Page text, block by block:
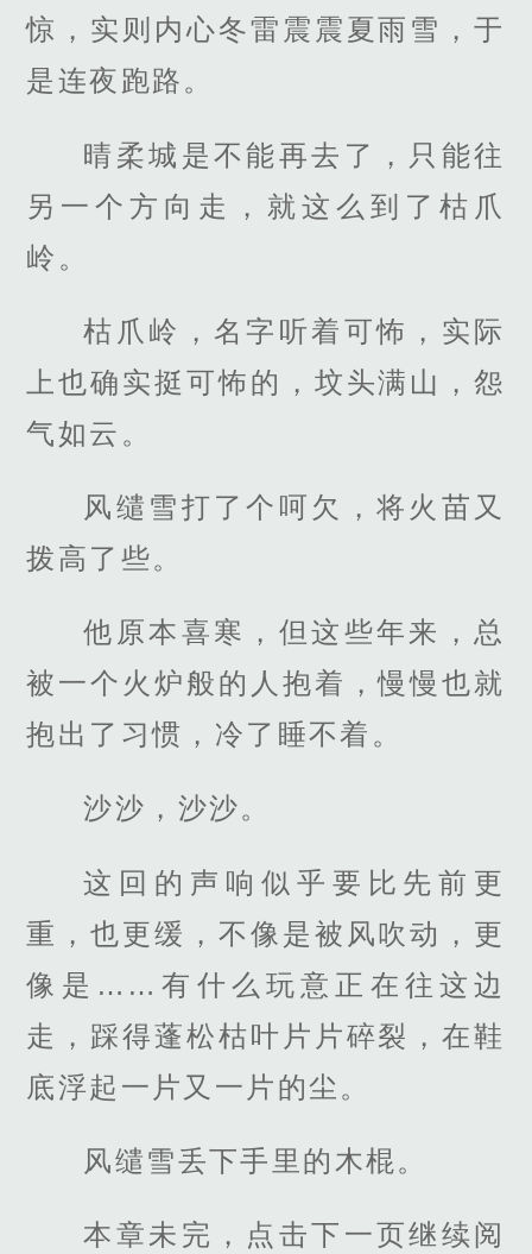
惊，实则内心冬雷震震夏雨雪，于
是连夜跑路。
晴柔城是不能再去了，只能往
另一个方向走，就这么到了枯爪
岭。
枯爪岭，名字听着可怖，实际
上也确实挺可怖的，坟头满山，怨
气如云。
风缱雪打了个呵欠，将火苗又
拨高了些。
他原本喜寒，但这些年来，总
被一个火炉般的人抱着，慢慢也就
抱出了习惯，冷了睡不着。
沙沙，沙沙。
这回的声响似乎要比先前更
重，也更缓，不像是被风吹动，更
像是……有什么玩意正在往这边
走，踩得蓬松枯叶片片碎裂，在鞋
底浮起一片又一片的尘。
风缱雪丢下手里的木棍。
本章未完，点击下一页继续阅